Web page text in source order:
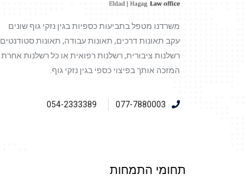
משרדנו מטפל בתביעות כספיות בגין נזקי גוף שונים
עקב תאונות דרכים, תאונות עבודה, תאונות
רשלנות ציבורית, רשלנות רפואית או כל רשלנות אחרת
המזכה אותך בפיצוי כספי בגין נזקי גוף.
077-7880003
054-2333389
תחומי התמחות